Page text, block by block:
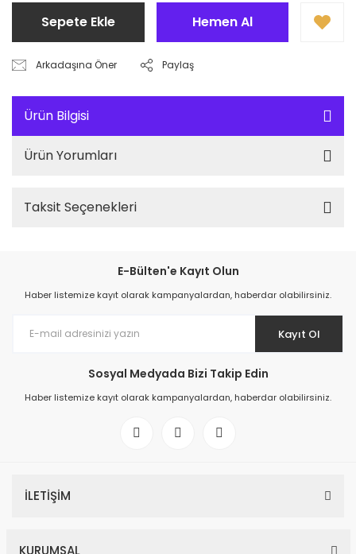
Sepete Ekle Hemen Al
Arkadaşına Öner Paylaş
Ürün Bilgisi
Ürün Yorumları
Taksit Seçenekleri
E-Bülten'e Kayıt Olun
Haber listemize kayıt olarak kampanyalardan, haberdar olabilirsiniz.
Kayıt Ol
Sosyal Medyada Bizi Takip Edin
Haber listemize kayıt olarak kampanyalardan, haberdar olabilirsiniz.
İLETİŞİM
KURUMSAL